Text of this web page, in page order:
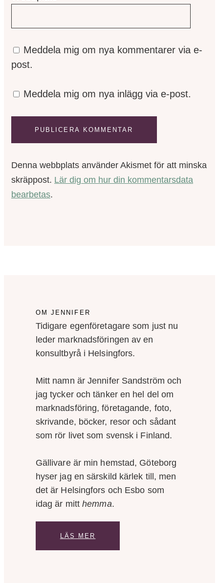
Meddela mig om nya kommentarer via e-
post.
Meddela mig om nya inlägg via e-post.
Denna webbplats använder Akismet för att minska
skräppost. Lär dig om hur din kommentarsdata
bearbetas.
OM JENNIFER
Tidigare egenföretagare som just nu
leder marknadsföringen av en
konsultbyrå i Helsingfors.
Mitt namn är Jennifer Sandström och
jag tycker och tänker en hel del om
marknadsföring, företagande, foto,
skrivande, böcker, resor och sådant
som rör livet som svensk i Finland.
Gällivare är min hemstad, Göteborg
hyser jag en särskild kärlek till, men
det är Helsingfors och Esbo som
idag är mitthemma.
LÄS MER